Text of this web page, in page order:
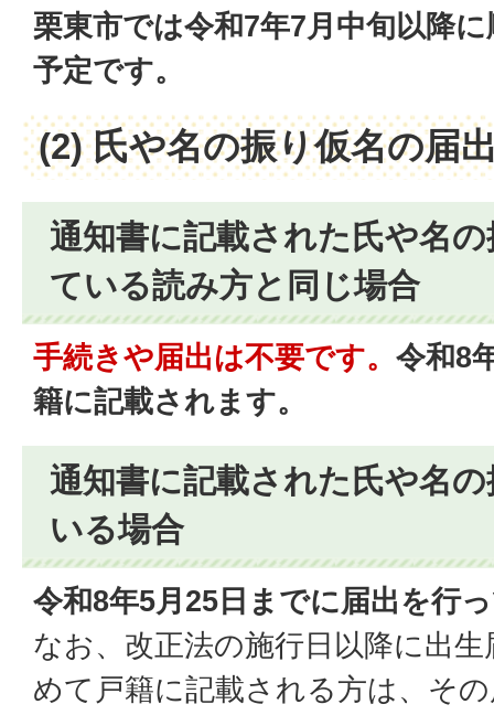
栗東市では令和7年7月中旬以降
予定です。
(2) 氏や名の振り仮名の届
通知書に記載された氏や名
ている読み方と同じ場合
手続きや届出は不要です。 令和8
籍に記載されます。
通知書に記載された氏や名
いる場合
令和8年5月25日までに届出を行
なお、改正法の施行日以降に出
めて戸籍に記載される方は、そ